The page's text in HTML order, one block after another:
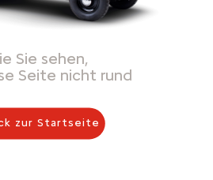
Sie sehen,
Seite nicht rund
zur Startseite